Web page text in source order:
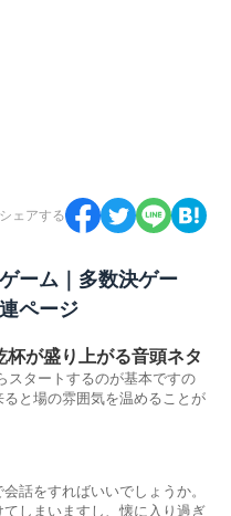
ェアする
ーム｜多数決ゲー
ページ
が盛り上がる音頭ネタ
と場の雰囲気を温めることが
話をすればいいでしょうか。
しまいますし、懐に入り過ぎ